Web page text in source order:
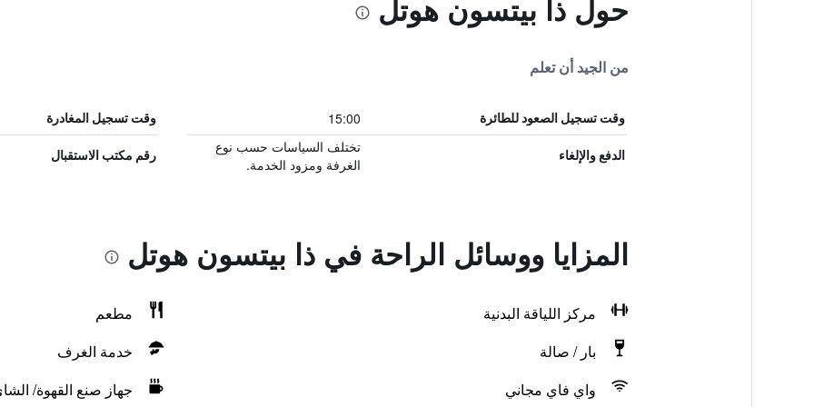
حول ذا بيتسون هوتل
من الجيد أن تعلم
وقت تسجيل الصعود للطائرة 15:00 وقت تسجيل المغادرة
الدفع والإلغاء
تختلف السياسات حسب نوع
الغرفة ومزود الخدمة.
رقم مكتب الاستقبال
المزايا ووسائل الراحة في ذا بيتسون هوتل
مركز اللياقة البدنية
مطعم
بار / صالة
خدمة الغرف
واي فاي مجاني
جهاز صنع القهوة/